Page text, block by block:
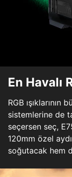
En Havalı
RGB
sistemlerine de
seçersen seç,
120mm özel
soğutacak hem